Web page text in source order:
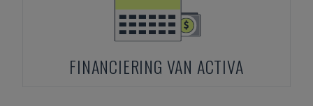
FINANCIERING VAN ACTIVA